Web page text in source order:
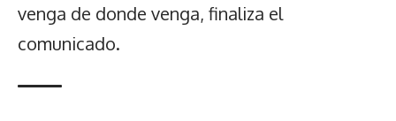
venga de donde venga, finaliza el
comunicado.